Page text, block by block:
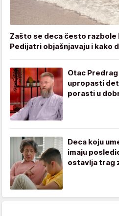
Zašto se deca često razbole
Pedijatri objašnjavaju i kako
Otac
upropasti
porasti u
Deca koju
imaju
ostavlja trag